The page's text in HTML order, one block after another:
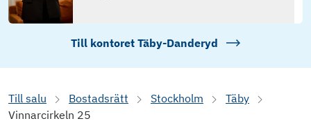
Till kontoret Täby-Danderyd
Till salu Bostadsrätt Stockholm
Täby
Vinnarcirkeln 25